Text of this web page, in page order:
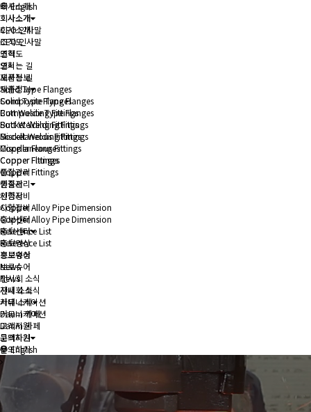
English
회사소개
회사소개
CEO 인사말
조직도
연혁
오시는 길
제품정보
Solid Type Flanges
Composite Type Flanges
Butt Welding Fittings
Socket Welding Fittings
Miscellaneous Fittings
Copper Flanges
Copper Fittings
품질관리
인증서
시험장비
Copper Alloy Pipe Dimension
홍보센터
Reference List
홍보영상
브로슈어
News
전시회 소식
사내 소식
커뮤니케이션
Daum 카페
고객지원
문의하기
회사소개
회사소개
CEO 인사말
조직도
연혁
오시는 길
제품정보
Solid Type Flanges
Composite Type Flanges
Butt Welding Fittings
Socket Welding Fittings
Miscellaneous Fittings
Copper Flanges
Copper Fittings
품질관리
인증서
시험장비
Copper Alloy Pipe Dimension
홍보센터
Reference List
홍보영상
브로슈어
News
전시회 소식
사내 소식
커뮤니케이션
Daum 카페
고객지원
문의하기
English